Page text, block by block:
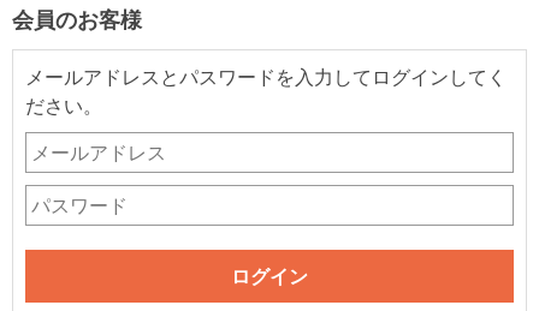
会員のお客様
メールアドレスとパスワードを入力してログインしてく
ださい。